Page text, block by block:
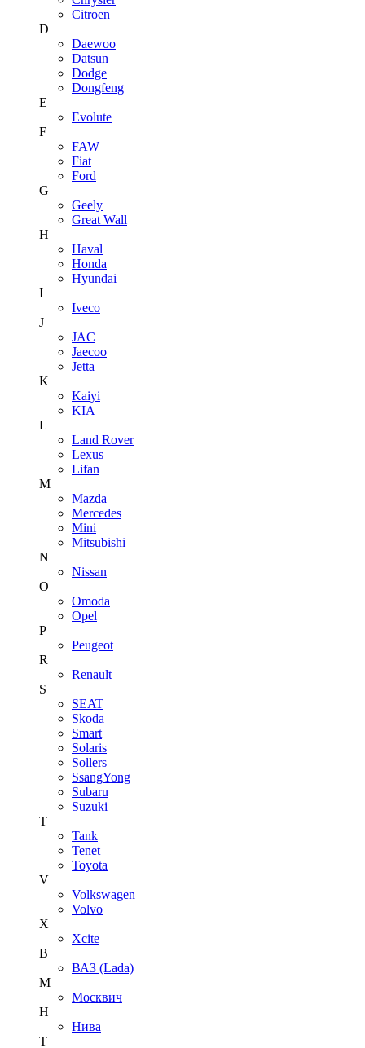
Citroen
D
Daewoo
Datsun
Dodge
Dongfeng
E
Evolute
F
FAW
Fiat
Ford
G
Geely
Great Wall
H
Haval
Honda
Hyundai
I
Iveco
J
JAC
Jaecoo
Jetta
K
Kaiyi
KIA
L
Land Rover
Lexus
Lifan
M
Mazda
Mercedes
Mini
Mitsubishi
N
Nissan
O
Omoda
Opel
P
Peugeot
R
Renault
S
SEAT
Skoda
Smart
Solaris
Sollers
SsangYong
Subaru
Suzuki
T
Tank
Tenet
Toyota
V
Volkswagen
Volvo
X
Xcite
В
ВАЗ (Lada)
М
Москвич
Н
Нива
Т